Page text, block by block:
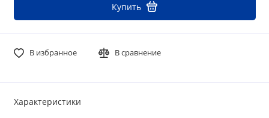
Купить
В избранное В сравнение
Характеристики